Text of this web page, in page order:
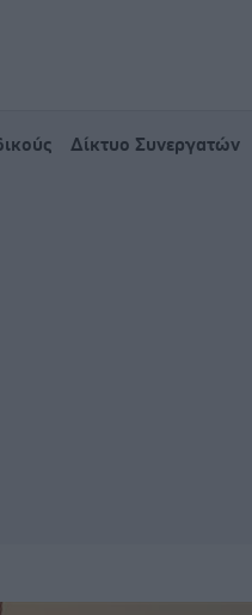
Δίκτυο Συνεργατών